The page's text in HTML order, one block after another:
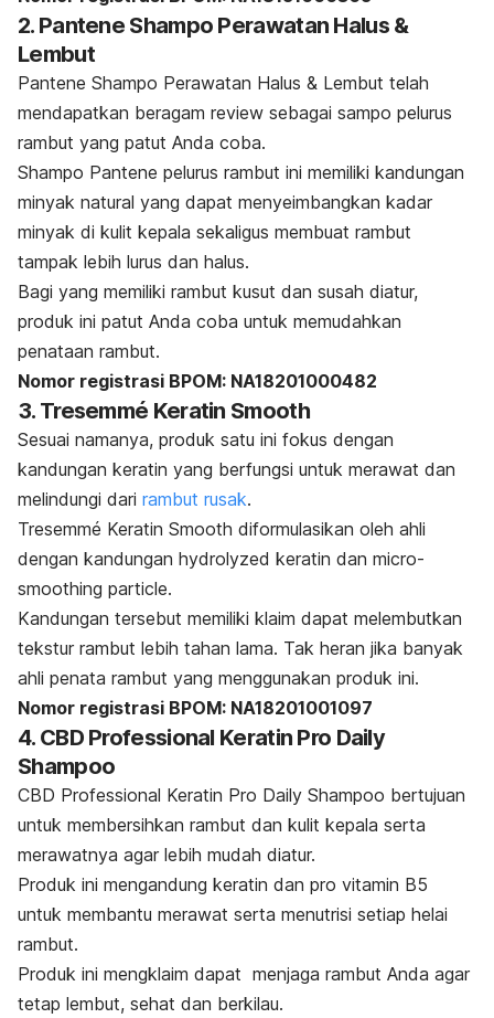
2. Pantene Shampo Perawatan Halus &
Lembut
Pantene Shampo Perawatan Halus & Lembut telah
mendapatkan beragam review sebagai sampo pelurus
rambut yang patut Anda coba.
Shampo Pantene pelurus rambut ini memiliki kandungan
minyak natural yang dapat menyeimbangkan kadar
minyak di kulit kepala sekaligus membuat rambut
tampak lebih lurus dan halus.
Bagi yang memiliki rambut kusut dan susah diatur,
produk ini patut Anda coba untuk memudahkan
penataan rambut.
Nomor registrasi BPOM: NA18201000482
3. Tresemmé Keratin Smooth
Sesuai namanya, produk satu ini fokus dengan
kandungan keratin yang berfungsi untuk merawat dan
melindungi dari rambut rusak.
Tresemmé Keratin Smooth diformulasikan oleh ahli
dengan kandungan hydrolyzed keratin dan micro-
smoothing particle.
Kandungan tersebut memiliki klaim dapat melembutkan
tekstur rambut lebih tahan lama. Tak heran jika banyak
ahli penata rambut yang menggunakan produk ini.
Nomor registrasi BPOM: NA18201001097
4. CBD Professional Keratin Pro Daily
Shampoo
CBD Professional Keratin Pro Daily Shampoo bertujuan
untuk membersihkan rambut dan kulit kepala serta
merawatnya agar lebih mudah diatur.
Produk ini mengandung keratin dan pro vitamin B5
untuk membantu merawat serta menutrisi setiap helai
rambut.
Produk ini mengklaim dapat ️ menjaga rambut Anda agar
tetap lembut, sehat dan berkilau.